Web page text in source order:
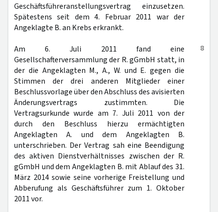
Geschäftsführeranstellungsvertrag einzusetzen.
Spätestens seit dem 4. Februar 2011 war der
Angeklagte B. an Krebs erkrankt.
8
Am 6. Juli 2011 fand eine
Gesellschafterversammlung der R. gGmbH statt, in
der die Angeklagten M., A., W. und E. gegen die
Stimmen der drei anderen Mitglieder einer
Beschlussvorlage über den Abschluss des avisierten
Änderungsvertrags zustimmten. Die
Vertragsurkunde wurde am 7. Juli 2011 von der
durch den Beschluss hierzu ermächtigten
Angeklagten A. und dem Angeklagten B.
unterschrieben. Der Vertrag sah eine Beendigung
des aktiven Dienstverhältnisses zwischen der R.
gGmbH und dem Angeklagten B. mit Ablauf des 31.
März 2014 sowie seine vorherige Freistellung und
Abberufung als Geschäftsführer zum 1. Oktober
2011 vor.